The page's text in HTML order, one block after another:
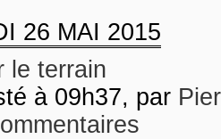
26 MAI 2015
le terrain
à 09h37, par